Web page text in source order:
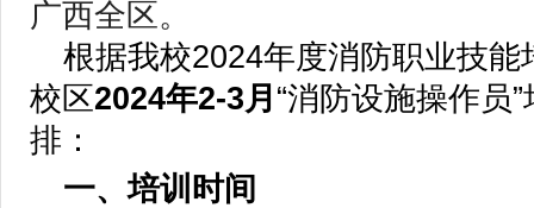
广西全区。
根据我校2024年度消防职业技
校区2024年2-3月 “消防设施操作员
排：
一、培训时间